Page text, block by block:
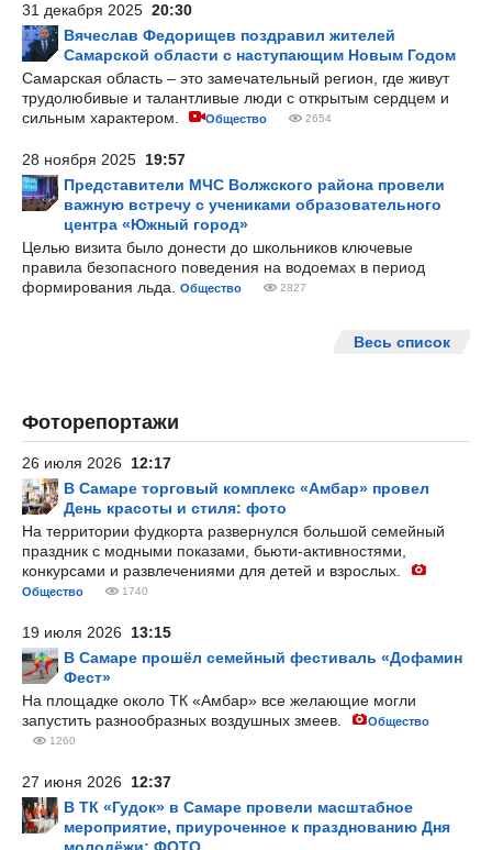
31 декабря 2025 20:30
Вячеслав Федорищев поздравил жителей
Самарской области с наступающим Новым Годом
Самарская область – это замечательный регион, где живут
трудолюбивые и талантливые люди с открытым сердцем и
сильным характером.
Общество 2654
28 ноября 2025 19:57
Представители МЧС Волжского района провели
важную встречу с учениками образовательного
центра «Южный город»
Целью визита было донести до школьников ключевые
правила безопасного поведения на водоемах в период
формирования льда.
Общество 2827
Весь список
Фоторепортажи
26 июля 2026 12:17
В Самаре торговый комплекс «Амбар» провел
День красоты и стиля: фото
На территории фудкорта развернулся большой семейный
праздник с модными показами, бьюти-активностями,
конкурсами и развлечениями для детей и взрослых.
Общество 1740
19 июля 2026 13:15
В Самаре прошёл семейный фестиваль «Дофамин
Фест»
На площадке около ТК «Амбар» все желающие могли
запустить разнообразных воздушных змеев.
Общество
1260
27 июня 2026 12:37
В ТК «Гудок» в Самаре провели масштабное
мероприятие, приуроченное к празднованию Дня